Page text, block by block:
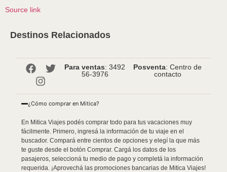
Source link
Destinos Relacionados
Para ventas: 3492
56-3976
Posventa: Centro de
contacto
¿Cómo comprar en Mitica?
En Mitica Viajes podés comprar todo para tus vacaciones muy
fácilmente. Primero, ingresá la información de tu viaje en el
buscador. Compará entre cientos de opciones y elegí la que más
te guste desde el botón Comprar. Cargá los datos de los
pasajeros, seleccioná tu medio de pago y completá la información
requerida. ¡Aprovechá las promociones bancarias de Mitica Viajes!